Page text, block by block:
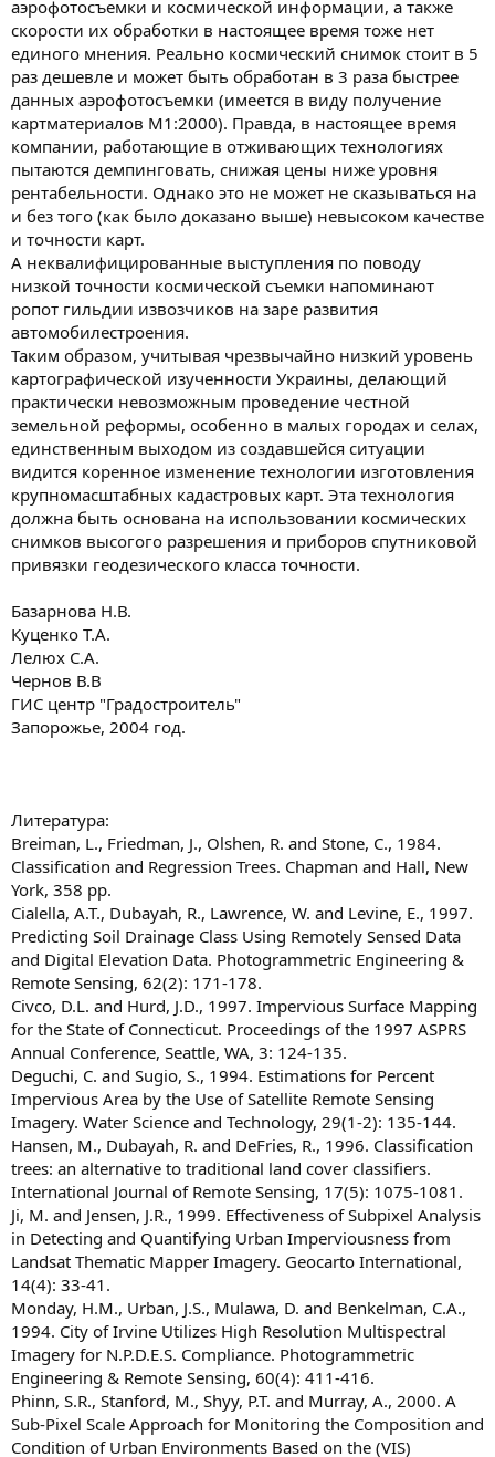
аэрофотосъемки и космической информации, а также
скорости их обработки в настоящее время тоже нет
единого мнения. Реально космический снимок стоит в 5
раз дешевле и может быть обработан в 3 раза быстрее
данных аэрофотосъемки (имеется в виду получение
картматериалов М1:2000). Правда, в настоящее время
компании, работающие в отживающих технологиях
пытаются демпинговать, снижая цены ниже уровня
рентабельности. Однако это не может не сказываться на
и без того (как было доказано выше) невысоком качестве
и точности карт.
А неквалифицированные выступления по поводу
низкой точности космической съемки напоминают
ропот гильдии извозчиков на заре развития
автомобилестроения.
Таким образом, учитывая чрезвычайно низкий уровень
картографической изученности Украины, делающий
практически невозможным проведение честной
земельной реформы, особенно в малых городах и селах,
единственным выходом из создавшейся ситуации
видится коренное изменение технологии изготовления
крупномасштабных кадастровых карт. Эта технология
должна быть основана на использовании космических
снимков высогого разрешения и приборов спутниковой
привязки геодезического класса точности.
Базарнова Н.В.
Куценко Т.А.
Лелюх С.А.
Чернов В.В
ГИС центр "Градостроитель"
Запорожье, 2004 год.
Литература:
Breiman, L., Friedman, J., Olshen, R. and Stone, C., 1984.
Classification and Regression Trees. Chapman and Hall, New
York, 358 pp.
Cialella, A.T., Dubayah, R., Lawrence, W. and Levine, E., 1997.
Predicting Soil Drainage Class Using Remotely Sensed Data
and Digital Elevation Data. Photogrammetric Engineering &
Remote Sensing, 62(2): 171-178.
Civco, D.L. and Hurd, J.D., 1997. Impervious Surface Mapping
for the State of Connecticut. Proceedings of the 1997 ASPRS
Annual Conference, Seattle, WA, 3: 124-135.
Deguchi, C. and Sugio, S., 1994. Estimations for Percent
Impervious Area by the Use of Satellite Remote Sensing
Imagery. Water Science and Technology, 29(1-2): 135-144.
Hansen, M., Dubayah, R. and DeFries, R., 1996. Classification
trees: an alternative to traditional land cover classifiers.
International Journal of Remote Sensing, 17(5): 1075-1081.
Ji, M. and Jensen, J.R., 1999. Effectiveness of Subpixel Analysis
in Detecting and Quantifying Urban Imperviousness from
Landsat Thematic Mapper Imagery. Geocarto International,
14(4): 33-41.
Monday, H.M., Urban, J.S., Mulawa, D. and Benkelman, C.A.,
1994. City of Irvine Utilizes High Resolution Multispectral
Imagery for N.P.D.E.S. Compliance. Photogrammetric
Engineering & Remote Sensing, 60(4): 411-416.
Phinn, S.R., Stanford, M., Shyy, P.T. and Murray, A., 2000. A
Sub-Pixel Scale Approach for Monitoring the Composition and
Condition of Urban Environments Based on the (VIS)